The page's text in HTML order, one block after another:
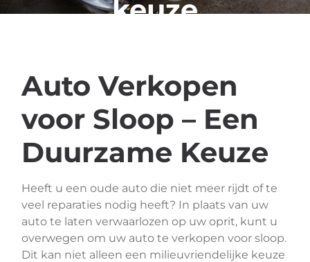
keuze
Auto Verkopen
voor Sloop – Een
Duurzame Keuze
Heeft u een oude auto die niet meer rijdt of te
veel reparaties nodig heeft? In plaats van uw
auto te laten verwaarlozen op uw oprit, kunt u
overwegen om uw auto te verkopen voor sloop.
Dit kan niet alleen een milieuvriendelijke keuze